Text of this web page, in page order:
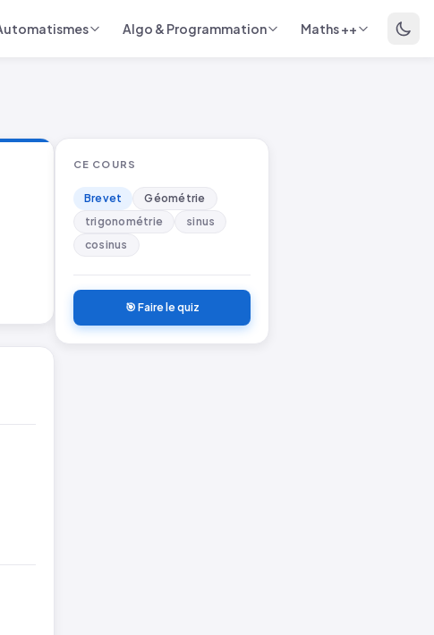
Algo & Programmation Maths ++
CE COURS
Brevet
Géométrie
trigonométrie
sinus
cosinus
🎯 Faire le quiz